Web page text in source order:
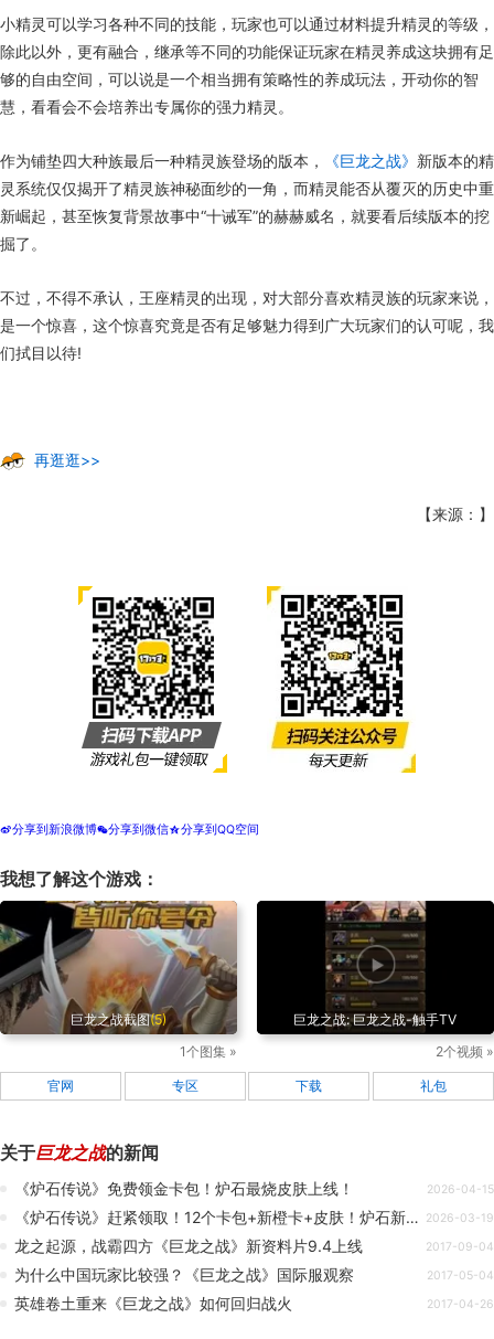
小精灵可以学习各种不同的技能，玩家也可以通过材料提升精灵的等级，
除此以外，更有融合，继承等不同的功能保证玩家在精灵养成这块拥有足
够的自由空间，可以说是一个相当拥有策略性的养成玩法，开动你的智
慧，看看会不会培养出专属你的强力精灵。
作为铺垫四大种族最后一种精灵族登场的版本， 《巨龙之战》 新版本的精
灵系统仅仅揭开了精灵族神秘面纱的一角，而精灵能否从覆灭的历史中重
新崛起，甚至恢复背景故事中“十诫军”的赫赫威名，就要看后续版本的挖
掘了。
不过，不得不承认，王座精灵的出现，对大部分喜欢精灵族的玩家来说，
是一个惊喜，这个惊喜究竟是否有足够魅力得到广大玩家们的认可呢，我
们拭目以待!
再逛逛>>
【来源：】
t分享到新浪微博w分享到微信z分享到QQ空间
我想了解这个游戏：
巨龙之战截图(5)
1个图集 »
巨龙之战: 巨龙之战-触手TV
2个视频 »
官网 专区 下载 礼包
关于巨龙之战的新闻
《炉石传说》免费领金卡包！炉石最烧皮肤上线！ 2026-04-15
《炉石传说》赶紧领取！12个卡包+新橙卡+皮肤！炉石新版本福利汇总！ 2026-03-19
龙之起源，战霸四方《巨龙之战》新资料片9.4上线 2017-09-04
为什么中国玩家比较强？《巨龙之战》国际服观察 2017-05-04
英雄卷土重来《巨龙之战》如何回归战火 2017-04-26